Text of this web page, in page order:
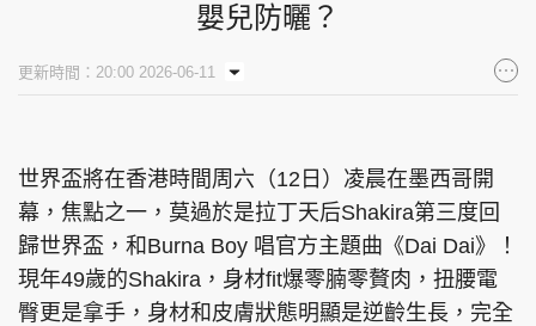
東周刊 cazbuyer 東Touch
PCM 電腦廣場 星島頭條 星島日報
嬰兒防曬？
更新時間：20:00 2026-06-11
世界盃將在香港時間周六（12日）凌晨在墨西哥開
幕，焦點之一，莫過於是拉丁天后Shakira第三度回
歸世界盃，和Burna Boy 唱官方主題曲《Dai Dai》！
現年49歲的Shakira，身材fit爆零腩零贅肉，扭腰電
臀更是拿手，身材和皮膚狀態明顯是逆齡生長，完全